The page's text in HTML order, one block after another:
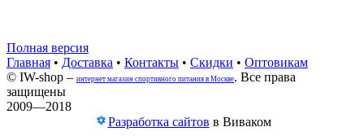
Полная версия
Главная • Доставка • Контакты • Скидки • Оптовикам
© IW-shop – интернет магазин спортивного питания в Москве. Все права
защищены
2009—2018
Разработка сайтов в Виваком